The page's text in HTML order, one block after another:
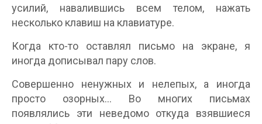
усилий, навалившись всем телом, нажать
несколько клавиш на клавиатуре.
Когда кто-то оставлял письмо на экране, я
иногда дописывал пару слов.
Совершенно ненужных и нелепых, а иногда
просто озорных… Во многих письмах
появлялись эти неведомо откуда взявшиеся